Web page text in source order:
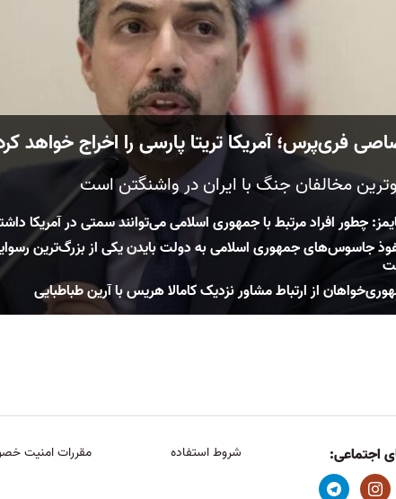
فری‌پرس؛ آمریکا تریتا پارسی را اخراج خواهد
مخالفان جنگ با ایران در واشنگتن است
چطور افراد مرتبط با جمهوری اسلامی می‌توانند سمتی در آمریکا
جاسوس‌های جمهوری اسلامی به دولت بایدن یکی از بزرگ‌ترین
از ارتباط مشاور نزدیک کامالا هریس با آرین طباطبایی
اجتماعی: شروط استفاده مقررات امنیت